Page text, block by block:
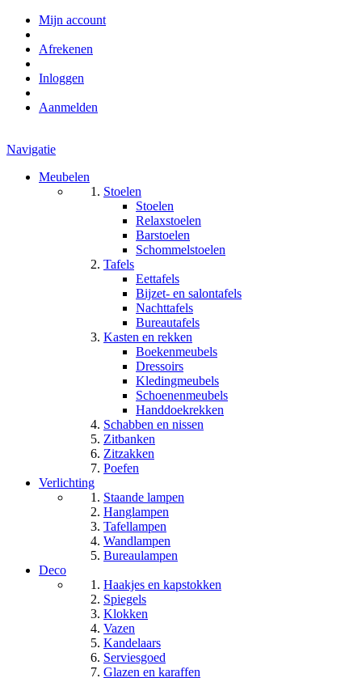
Mijn account
Afrekenen
Inloggen
Aanmelden
Navigatie
Meubelen
Stoelen
Stoelen
Relaxstoelen
Barstoelen
Schommelstoelen
Tafels
Eettafels
Bijzet- en salontafels
Nachttafels
Bureautafels
Kasten en rekken
Boekenmeubels
Dressoirs
Kledingmeubels
Schoenenmeubels
Handdoekrekken
Schabben en nissen
Zitbanken
Zitzakken
Poefen
Verlichting
Staande lampen
Hanglampen
Tafellampen
Wandlampen
Bureaulampen
Deco
Haakjes en kapstokken
Spiegels
Klokken
Vazen
Kandelaars
Serviesgoed
Glazen en karaffen